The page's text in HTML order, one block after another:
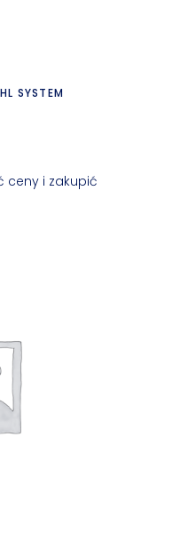
SYSTEM
ceny i zakupić